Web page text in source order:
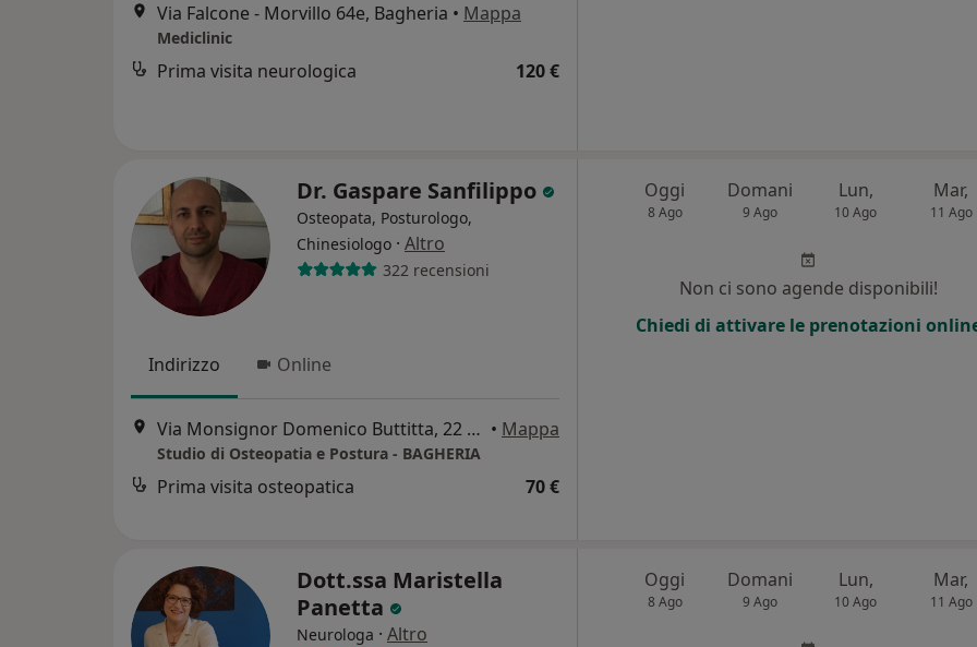
Via Falcone - Morvillo 64e, Bagheria • Mappa
Mediclinic
Prima visita neurologica 120 €
Dr. Gaspare Sanfilippo
Osteopata, Posturologo,
Chinesiologo · Altro
322 recensioni
Indirizzo Online
Via Monsignor Domenico Buttitta, 22 90011 Bagheria (PA), Bagheria • Mappa
Studio di Osteopatia e Postura - BAGHERIA
Prima visita osteopatica 70 €
Oggi
8 Ago
Domani
9 Ago
Lun,
10 Ago
Mar,
11 Ago
Non ci sono agende disponibili!
Chiedi di attivare le prenotazioni
Dott.ssa Maristella
Panetta
Neurologa · Altro
Oggi
8 Ago
Domani
9 Ago
Lun,
10 Ago
Mar,
11 Ago